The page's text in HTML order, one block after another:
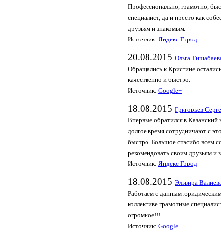
Профессионально, грамотно,
специалист, да и просто как
друзьям и знакомым.
Источник: Яндекс Город
20.08.2015 Ольга
Обращались к Кристине
качественно и быстро.
Источник: Google+
18.08.2015 Григорьев
Впервые обратился в Казанский
долгое время сотрудничают с
быстро. Большое спасибо всем
рекомендовать своим друзьям
Источник: Яндекс Город
18.08.2015 Эльвира
Работаем с данным
коллективе грамотные
огромное!!!
Источник: Google+